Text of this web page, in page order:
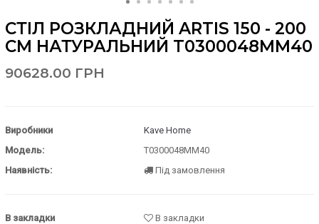
СТІЛ РОЗКЛАДНИЙ ARTIS 150 - 200
СМ НАТУРАЛЬНИЙ T0300048MM40
90628.00 ГРН
Виробники
Kave Home
Модель:
T0300048MM40
Наявність:
Під замовлення
В закладки
В закладки